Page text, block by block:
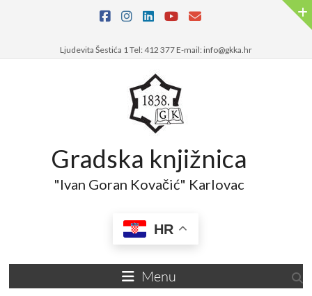
Ljudevita Šestića 1 Tel: 412 377 E-mail: info@gkka.hr
Gradska knjižnica
"Ivan Goran Kovačić" Karlovac
HR
Menu